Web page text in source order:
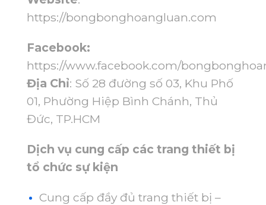
https://bongbonghoangluan.com
Facebook:
https://www.facebook.com/
Địa Chỉ: Số 28 đường số 03, Khu Phố
01, Phường Hiệp Bình Chánh, Thủ
Đức, TP.HCM
Dịch vụ cung cấp các trang thiết bị
tổ chức sự kiện
Cung cấp đầy đủ trang thiết bị –